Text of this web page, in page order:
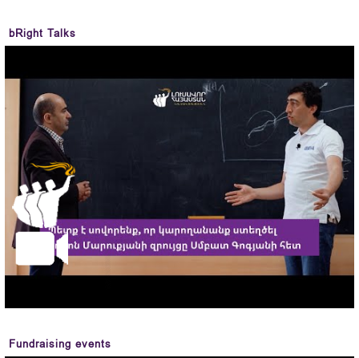
bRight Talks
Fundraising events